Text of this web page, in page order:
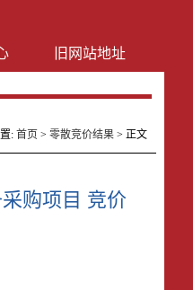
旧网站地址
: 首页 > 零散竞价结果> 正文
购项目 竞价